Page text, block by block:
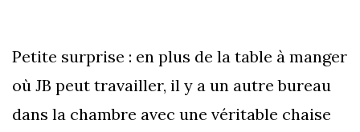
Petite surprise : en plus de la table à manger
où JB peut travailler, il y a un autre bureau
dans la chambre avec une véritable chaise